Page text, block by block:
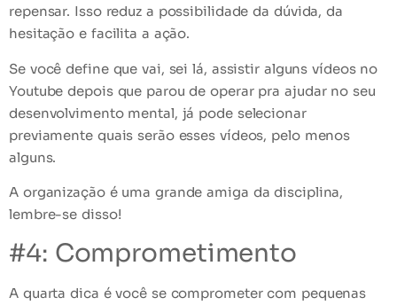
repensar. Isso reduz a possibilidade da dúvida, da
hesitação e facilita a ação.
Se você define que vai, sei lá, assistir alguns vídeos no
Youtube depois que parou de operar pra ajudar no seu
desenvolvimento mental, já pode selecionar
previamente quais serão esses vídeos, pelo menos
alguns.
A organização é uma grande amiga da disciplina,
lembre-se disso!
#4: Comprometimento
A quarta dica é você se comprometer com pequenas